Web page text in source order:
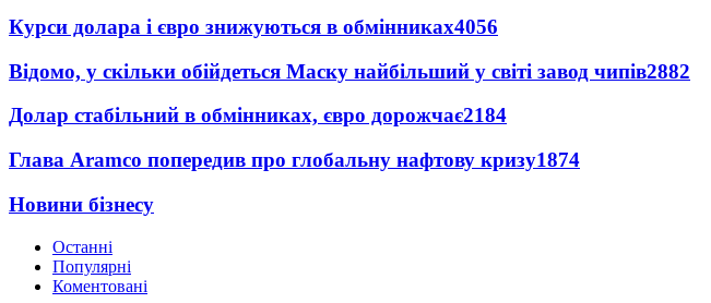
Курси долара і євро знижуються в обмінниках4056
Відомо, у скільки обійдеться Маску найбільший у світі завод чипів2882
Долар стабільний в обмінниках, євро дорожчає2184
Глава Aramco попередив про глобальну нафтову кризу1874
Новини бізнесу
Останні
Популярні
Коментовані